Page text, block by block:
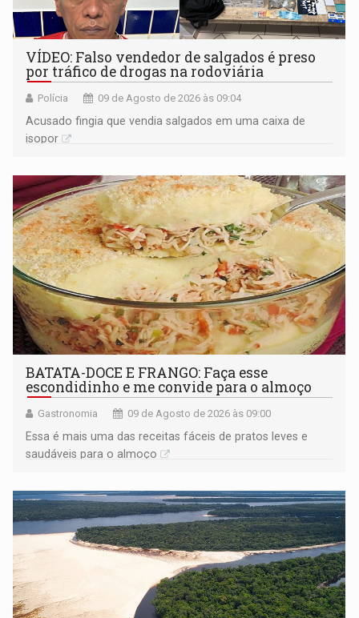
VÍDEO: Falso vendedor de salgados é preso
por tráfico de drogas na rodoviária
Polícia 09 de Agosto de 2026 às 09:04
Acusado fingia que vendia salgados em uma caixa de
isopor
BATATA-DOCE E FRANGO: Faça esse
escondidinho e me convide para o almoço
Gastronomia 09 de Agosto de 2026 às 09:00
Essa é mais uma das receitas fáceis de pratos leves e
saudáveis para o almoço